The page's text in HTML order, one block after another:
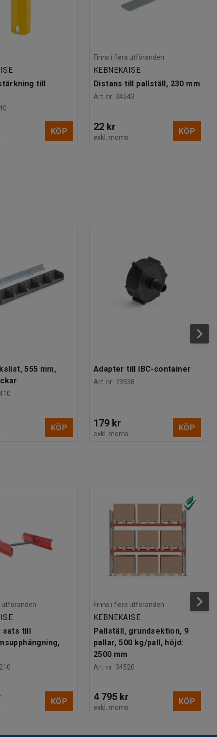
till
KÖP
Finns i flera utföranden
KEBNEKAISE
Distans till pallställ, 230 mm
Art. nr: 34543
22 kr
exkl. moms
KÖP
555 mm,
KÖP
Adapter till IBC-container
Art. nr: 73938
179 kr
exkl. moms
KÖP
utföranden
till
KÖP
Finns i flera utföranden
KEBNEKAISE
Pallställ, grundsektion, 9
pallar, 500 kg/pall, höjd:
2500 mm
Art. nr: 34520
4 795 kr
exkl. moms
KÖP